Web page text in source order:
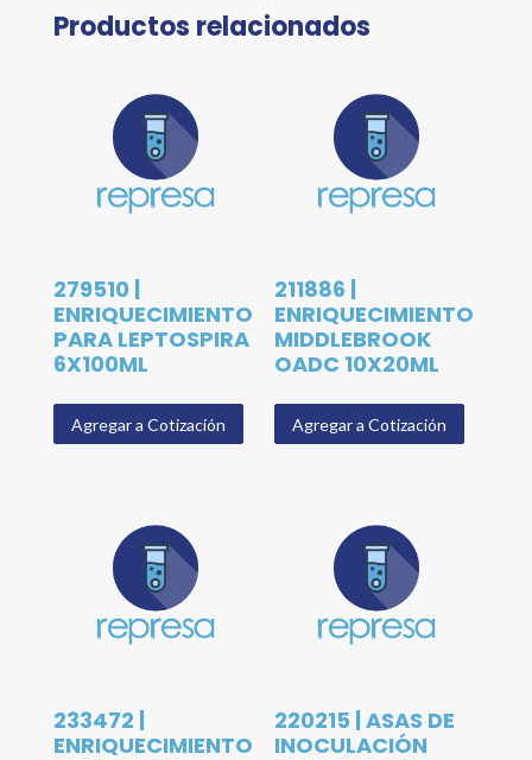
Productos relacionados
279510 |
ENRIQUECIMIENTO
PARA LEPTOSPIRA
6X100ML
Agregar a Cotización
211886 |
ENRIQUECIMIENTO
MIDDLEBROOK
OADC 10X20ML
Agregar a Cotización
233472 |
ENRIQUECIMIENTO
220215 | ASAS DE
INOCULACIÓN